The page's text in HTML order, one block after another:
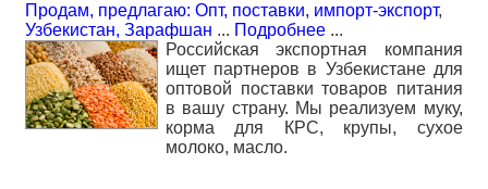
Продам, предлагаю: Опт, поставки, импорт-экспорт,
Узбекистан, Зарафшан ... Подробнее ...
Российская экспортная компания
ищет партнеров в Узбекистане для
оптовой поставки товаров питания
в вашу страну. Мы реализуем муку,
корма для КРС, крупы, сухое
молоко, масло.